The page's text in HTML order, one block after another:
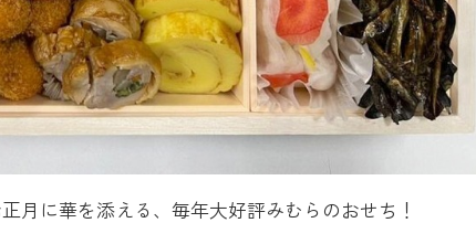
月に華を添える、毎年大好評みむらのおせち！